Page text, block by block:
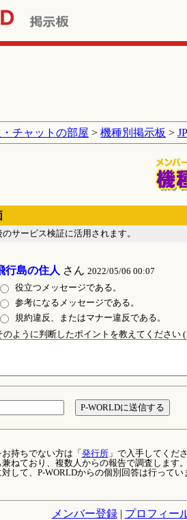
チャットの部屋 > 機種別掲示板 >
サービス検証に活用されます。
行島の住人 さん 2022/05/06 00:07
役立つメッセージである。
参考になるメッセージである。
規約違反、またはマナー違反である。
のように判断したポイントを教えてください
持ちでない方は「 発行所」で入手してくだ
兼ねており、複数人からの報告で調査します
対して、P-WORLDからの個別回答は行ってい
メンバー登録| プロフィー